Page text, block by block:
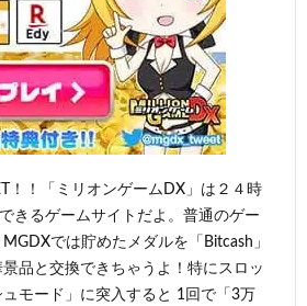
！！「ミリオンゲームDX」は２４時
きるゲームサイトだよ。普通のゲー
では貯めたメダルを「Bitcash」
品と交換できちゃうよ！特にスロッ
ュモード」に突入すると 1回で「3万